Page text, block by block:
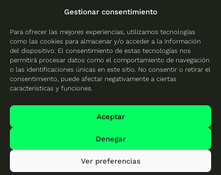
Gestionar consentimiento
Para ofrecer las mejores experiencias, utilizamos tecnologías
como las cookies para almacenar y/o acceder a la información
del dispositivo. El consentimiento de estas tecnologías nos
permitirá procesar datos como el comportamiento de navegación
o las identificaciones únicas en este sitio. No consentir o retirar el
consentimiento, puede afectar negativamente a ciertas
características y funciones.
Aceptar
Denegar
Ver preferencias
Placas solares en
Placas solares en
Valencia
Protección de datos
Política de cookies
Mapa del sitio
© 2026 Cambio Energético - Todos los derechos